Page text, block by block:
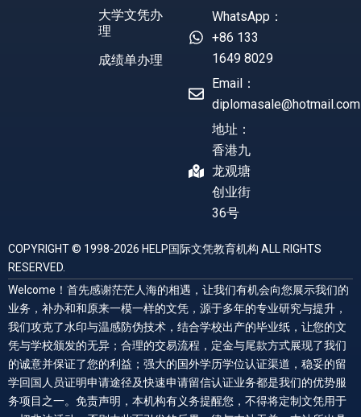
大学文凭办
理
成绩单办理
WhatsApp：
+86 133
1649 8029
Email：
diplomasale@hotmail.com
地址：
香港九
龙观塘
创业街
36号
COPYRIGHT © 1998-2026 HELP国际文凭教育机构 ALL RIGHTS
RESERVED.
Welcome！首先感谢茫茫人海的相遇，让我们有机会向您展示我们的
业务，补办和和原来一模一样的文凭，源于多年的专业研究与提升，
我们攻克了水印与温感防伪技术，结合学校出产的毕业纸，让您的文
凭与学校颁发的无异；合理的交易流程，定金与尾款方式展现了我们
的诚意并保证了您的利益；强大的国外学历学位认证渠道，稳妥的留
学回国人员证明申请途径及快速申请留信认证业务都是我们的优势服
务项目之一。免责声明，本机构有义务提醒您，不得将定制文凭用于